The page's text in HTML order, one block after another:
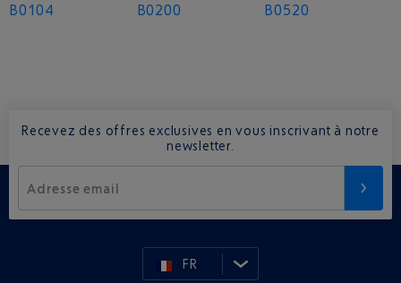
B0104 B0200 B0520
Recevez des offres exclusives en vous inscrivant à notre
newsletter.
Adresse email
FR